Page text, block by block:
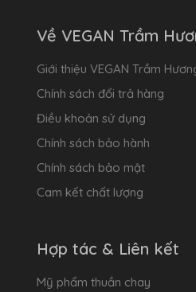
Về VEGAN Trầm
Giới thiệu VEGAN Trầm
Chính sách đổi trả hàng
Điều khoản sử dụng
Chính sách bảo hành
Chính sách bảo mật
Cam kết chất lượng
Hợp tác & Liên kết
Mỹ phẩm thuần chay